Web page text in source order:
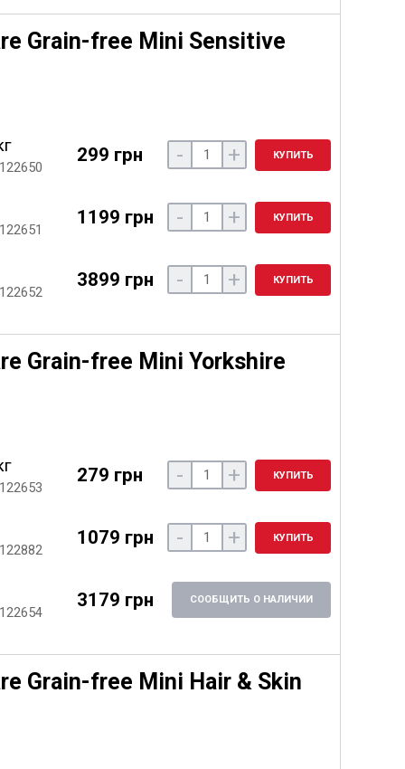
Grain-free Mini Sensitive
299 грн - + КУПИТЬ
1199 грн - + КУПИТЬ
3899 грн - + КУПИТЬ
Grain-free Mini Yorkshire
279 грн - + КУПИТЬ
1079 грн - + КУПИТЬ
3179 грн СООБЩИТЬ О НАЛИЧИИ
Grain-free Mini Hair & Skin